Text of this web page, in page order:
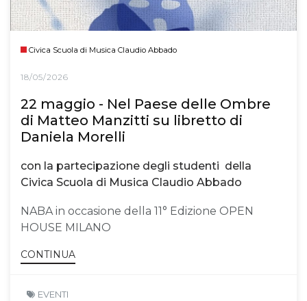
Civica Scuola di Musica Claudio Abbado
18/05/2026
22 maggio - Nel Paese delle Ombre
di Matteo Manzitti su libretto di
Daniela Morelli
con la partecipazione degli studenti della
Civica Scuola di Musica Claudio Abbado
NABA in occasione della 11° Edizione OPEN
HOUSE MILANO
CONTINUA
EVENTI